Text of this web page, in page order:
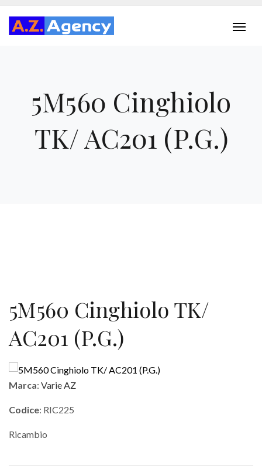
5M560 Cinghiolo
TK/ AC201 (P.G.)
5M560 Cinghiolo TK/
AC201 (P.G.)
Marca: Varie AZ
Codice: RIC225
Ricambio